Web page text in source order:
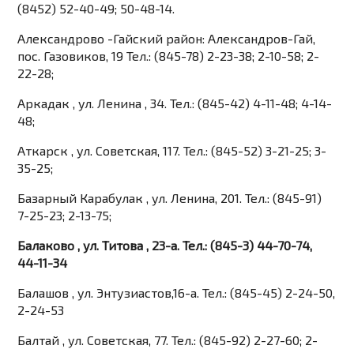
(8452) 52-40-49; 50-48-14.
Александрово -Гайский район: Александров-Гай,
пос. Газовиков, 19 Тел.: (845-78) 2-23-38; 2-10-58; 2-
22-28;
Аркадак , ул. Ленина , 34. Тел.: (845-42) 4-11-48; 4-14-
48;
Аткарск , ул. Советская, 117. Тел.: (845-52) 3-21-25; 3-
35-25;
Базарный Карабулак , ул. Ленина, 201. Тел.: (845-91)
7-25-23; 2-13-75;
Балаково , ул. Титова , 23-а. Тел.: (845-3) 44-70-74,
44-11-34
Балашов , ул. Энтузиастов,16-а. Тел.: (845-45) 2-24-50,
2-24-53
Балтай , ул. Советская, 77. Тел.: (845-92) 2-27-60; 2-